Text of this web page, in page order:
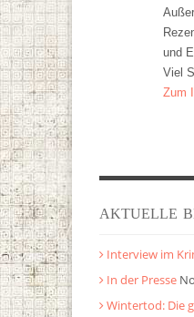
und
Viel
Zum
AKTUELLE
Interview im
In der Presse
Wintertod: Die